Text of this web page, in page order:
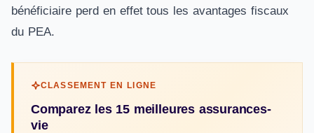
bénéficiaire perd en effet tous les avantages fiscaux
du PEA.
CLASSEMENT EN LIGNE
Comparez les 15 meilleures assurances-
vie